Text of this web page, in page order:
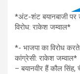
*अंट-शंट बयानबाजी पर
विरोध: राकेश जम्वाल*
*- भाजपा का विरोध
कांग्रेसी: राकेश जम्वाल*
– बयानवीर हैं कौल